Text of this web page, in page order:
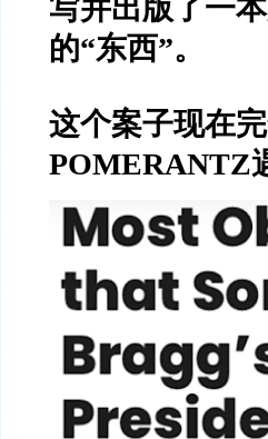
写并出版了一
的“东西”。
这个案子现在
POMERANTZ